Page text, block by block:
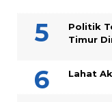
Politik
Timur
Lahat